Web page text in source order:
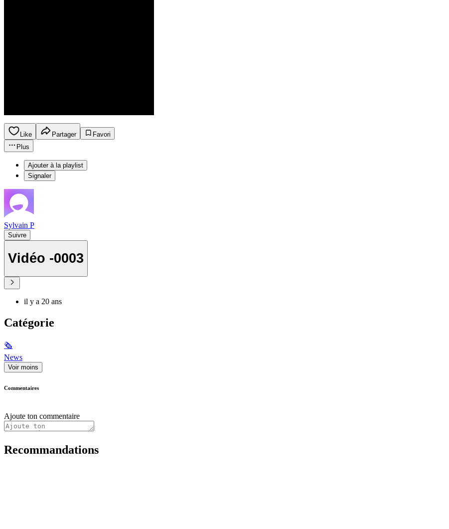
Like Partager
Favori
Plus
Ajouter à la playlist
Signaler
Sylvain P
Suivre
Vidéo -0003
il y a 20 ans
Catégorie
🗞
News
Voir moins
Commentaires
Ajoute ton commentaire
Recommandations